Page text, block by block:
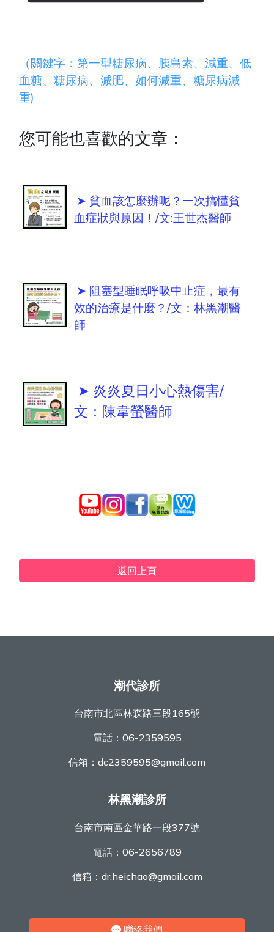
（關鍵字：第一型糖尿病、 胰島素、減重、低
血糖、糖尿病、減肥、如何減重、糖尿病減
重)
您可能也喜歡的文章：
➤ 貧血該怎麼辦呢？一次搞懂貧
血症狀與原因！/文:王世杰醫師
➤ 阻塞型睡眠呼吸中止症，最有
效的治療是什麼？/文：林黑潮醫
師
➤ 炎炎夏日小心熱傷害/
文：陳韋螢醫師
返回上頁
潮代診所
台南市北區林森路三段165號
電話： 06-2359595
信箱： dc2359595@gmail.com
林黑潮診所
台南市南區金華路一段377號
電話： 06-2656789
信箱： dr.heichao@gmail.com
聯絡我們